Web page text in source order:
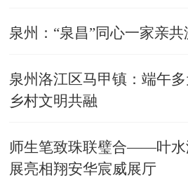
泉州：“泉昌”同心一家亲
泉州洛江区马甲镇：端午
乡村文明共融
师生笔致珠联璧合——叶水
展亮相翔安华宸威展厅